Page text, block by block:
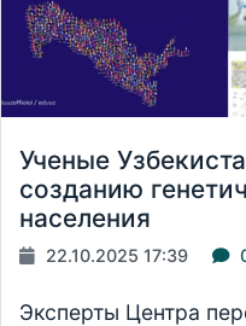
Ученые
созданию
населения
22.10.2025 17:39
Эксперты Центра